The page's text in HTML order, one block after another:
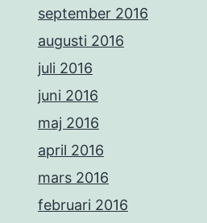
september 2016
augusti 2016
juli 2016
juni 2016
maj 2016
april 2016
mars 2016
februari 2016